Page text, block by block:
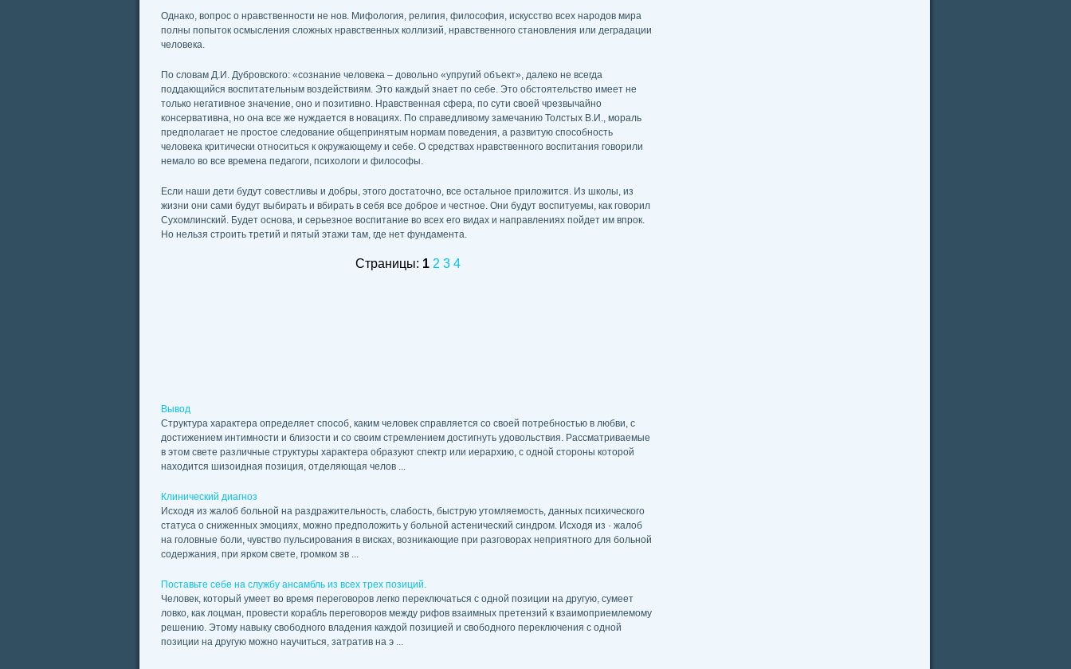
Однако, вопрос о нравственности не нов. Мифология, религия, философия, искусство всех народов мира
полны попыток осмысления сложных нравственных коллизий, нравственного становления или деградации
человека.
По словам Д.И. Дубровского: «сознание человека – довольно «упругий объект», далеко не всегда
поддающийся воспитательным воздействиям. Это каждый знает по себе. Это обстоятельство имеет не
только негативное значение, оно и позитивно. Нравственная сфера, по сути своей чрезвычайно
консервативна, но она все же нуждается в новациях. По справедливому замечанию Толстых В.И., мораль
предполагает не простое следование общепринятым нормам поведения, а развитую способность
человека критически относиться к окружающему и себе. О средствах нравственного воспитания говорили
немало во все времена педагоги, психологи и философы.
Если наши дети будут совестливы и добры, этого достаточно, все остальное приложится. Из школы, из
жизни они сами будут выбирать и вбирать в себя все доброе и честное. Они будут воспитуемы, как говорил
Сухомлинский. Будет основа, и серьезное воспитание во всех его видах и направлениях пойдет им впрок.
Но нельзя строить третий и пятый этажи там, где нет фундамента.
Страницы: 1 2 3 4
Вывод
Структура характера определяет способ, каким человек справляется со своей потребностью в любви, с
достижением интимности и близости и со своим стремлением достигнуть удовольствия. Рассматриваемые
в этом свете различные структуры характера образуют спектр или иерархию, с одной стороны которой
находится шизоидная позиция, отделяющая челов ...
Клинический диагноз
Исходя из жалоб больной на раздражительность, слабость, быструю утомляемость, данных психического
статуса о сниженных эмоциях, можно предположить у больной астенический синдром. Исходя из · жалоб
на головные боли, чувство пульсирования в висках, возникающие при разговорах неприятного для больной
содержания, при ярком свете, громком зв ...
Поставьте себе на службу ансамбль из всех трех позиций.
Человек, который умеет во время переговоров легко переключаться с одной позиции на другую, сумеет
ловко, как лоцман, провести корабль переговоров между рифов взаимных претензий к взаимоприемлемому
решению. Этому навыку свободного владения каждой позицией и свободного переключения с одной
позиции на другую можно научиться, затратив на э ...